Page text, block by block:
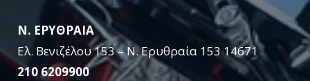
Ν. ΕΡΥΘΡΑΙΑ
Ελ. Βενιζέλου 153 – Ν. Ερυθραία 153 14671
210 6209900